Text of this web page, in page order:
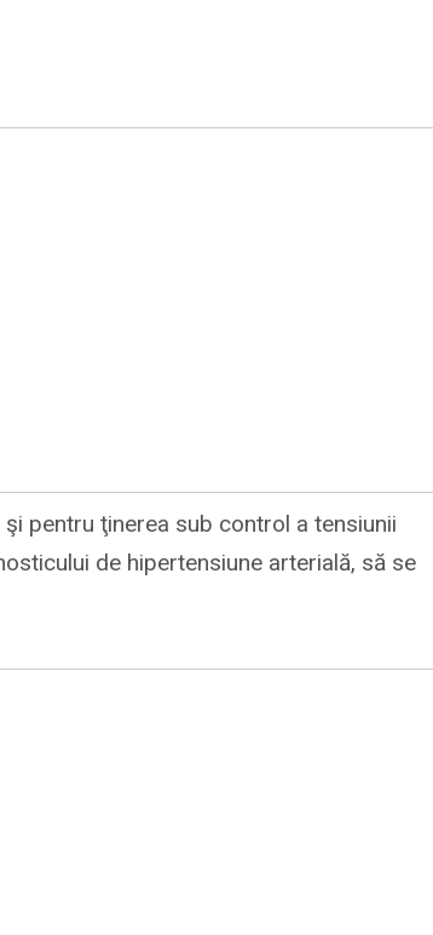
pentru ţinerea sub control a tensiunii
de hipertensiune arterială, să se